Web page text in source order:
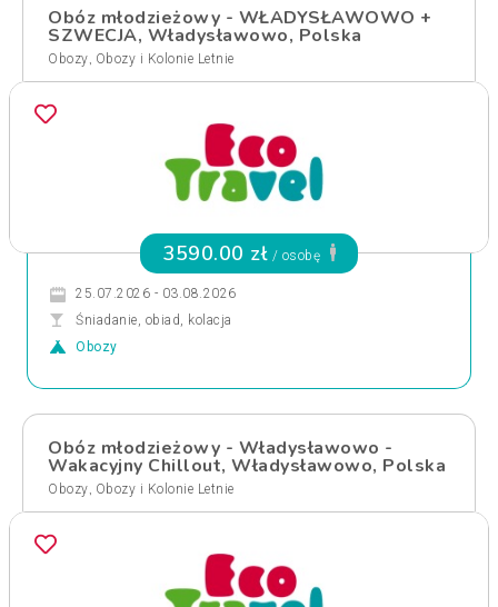
Obóz młodzieżowy - WŁADYSŁAWOWO +
SZWECJA, Władysławowo, Polska
Obozy, Obozy i Kolonie Letnie
3590.00 zł / osobę
25.07.2026 - 03.08.2026
Śniadanie, obiad, kolacja
Obozy
Obóz młodzieżowy - Władysławowo -
Wakacyjny Chillout, Władysławowo, Polska
Obozy, Obozy i Kolonie Letnie